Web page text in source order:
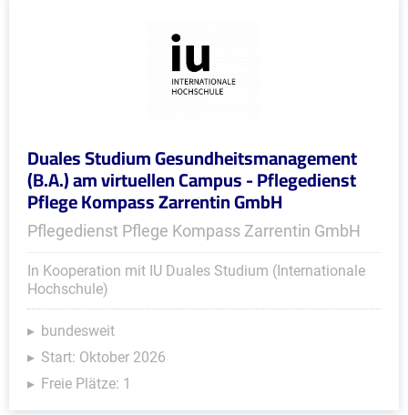
Duales Studium Gesundheitsmanagement
(B.A.) am virtuellen Campus - Pflegedienst
Pflege Kompass Zarrentin GmbH
Pflegedienst Pflege Kompass Zarrentin GmbH
In Kooperation mit IU Duales Studium (Internationale
Hochschule)
bundesweit
Start: Oktober 2026
Freie Plätze: 1